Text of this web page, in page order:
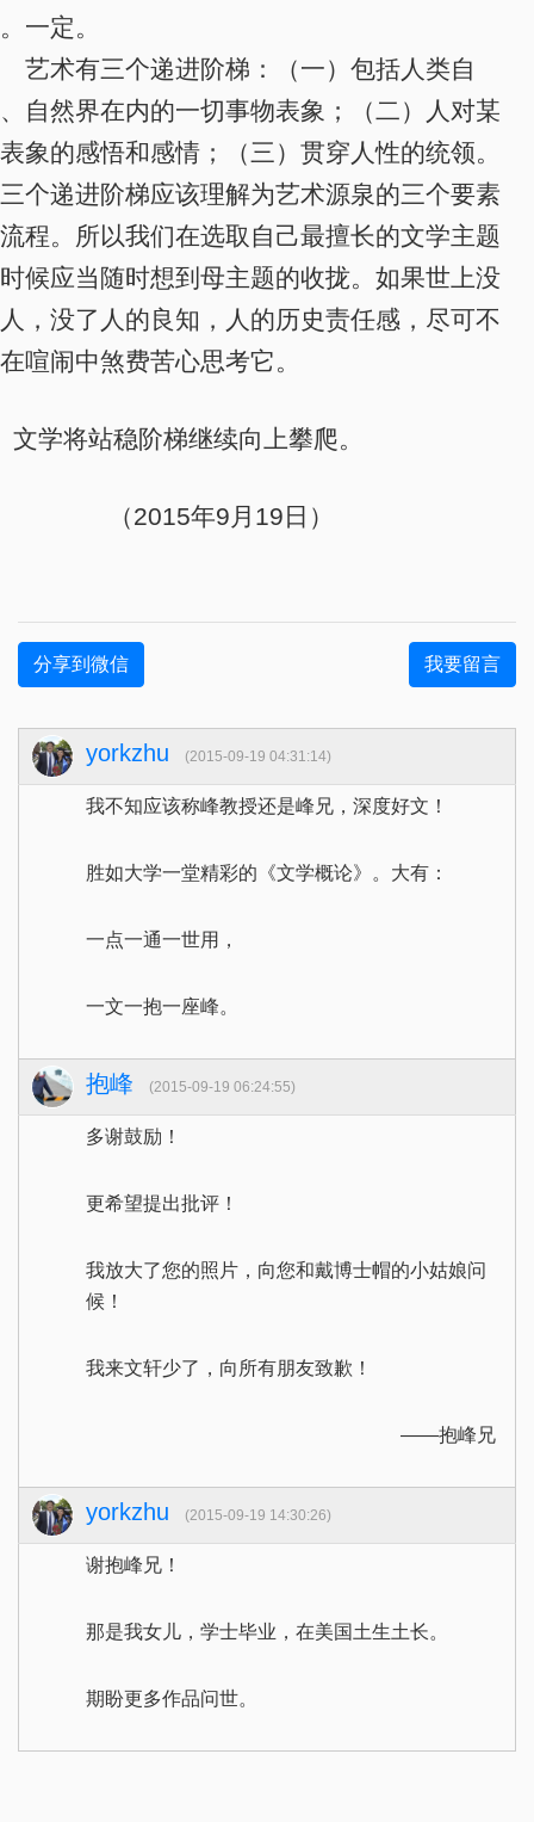
一定。
艺术有三个递进阶梯：（一）包括人类自
自然界在内的一切事物表象；（二）人对某
象的感悟和感情；（三）贯穿人性的统领。
个递进阶梯应该理解为艺术源泉的三个要素
程。所以我们在选取自己最擅长的文学主题
候应当随时想到母主题的收拢。 如果世上没
，没了人的良知，人的历史责任感，尽可不
喧闹中煞费苦心思考它。
文学将站稳阶梯继续向上攀爬。
（2015年9月 19 日）
分享到微信 我要留言
yorkzhu (2015-09-19 04:31:14)
我不知应该称峰教授还是峰兄，深度好文！
胜如大学一堂精彩的《文学概论》。大有：
一点一通一世用，
一文一抱一座峰。
抱峰 (2015-09-19 06:24:55)
多谢鼓励！
更希望提出批评！
我放大了您的照片，向您和戴博士帽的小姑娘问
候！
我来文轩少了，向所有朋友致歉！
——抱峰兄
yorkzhu (2015-09-19 14:30:26)
谢抱峰兄！
那是我女儿，学士毕业，在美国土生土长。
期盼更多作品问世。